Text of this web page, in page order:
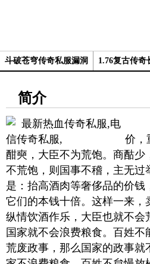
斗破苍穹传奇私服漏洞 1.76复古传奇
简介
价，
酣奭，大臣不为荒饱。商酤
不荒饱，则国事不稽，主无
是：抬高酒肉等奢侈品的价
它们的本钱十倍。这样一来
纵情饮酒作乐，大臣也就不
国家就不会浪费粮食。百姓
荒废政事，那么国家的政事